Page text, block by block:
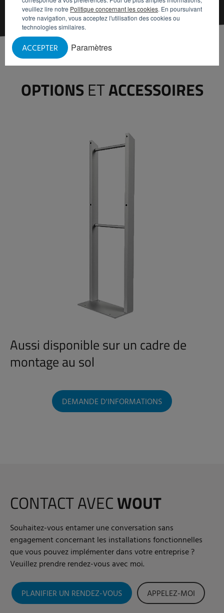
veuillez lire notre Politique concernant les cookies. En poursuivant
votre navigation, vous acceptez l'utilisation des cookies ou
technologies similaires.
Paramètres
ACCEPTER
OPTIONS ETACCESSOIRES
Aussi disponible sur un cadre de
montage au sol
DEMANDE D'INFORMATIONS
CONTACT AVECWOUT
Souhaitez-vous entamer une conversation sans
engagement concernant les installations fonctionnelles
que vous pouvez implémenter dans votre entreprise ?
Veuillez prendre rendez-vous avec moi.
PLANIFIER UN RENDEZ-VOUS APPELEZ-MOI